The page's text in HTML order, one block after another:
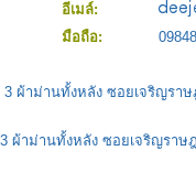
อีเมล์:
มือถือ:
ผ้าม่านทั้งหลัง ซอยเจริญราษ
ผ้าม่านทั้งหลัง ซอยเจริญราษ